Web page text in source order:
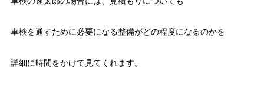
車検を通すために必要になる整備がどの程度になるのかを
詳細に時間をかけて見てくれます。